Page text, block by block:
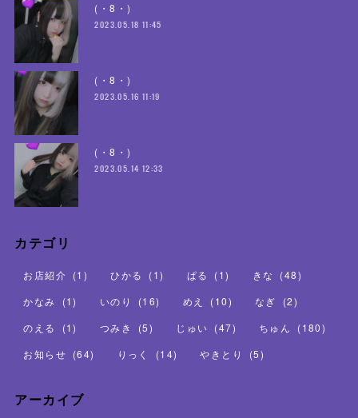
(・8・)
2023.05.18 11:45
(・8・)
2023.05.16 11:19
(・8・)
2023.05.14 12:33
カテゴリ
お店紹介 (1 ) ひかる (1) ぱる (1) きな (48)
かなみ
(1) いのり (16) めえ (10) なぎ (2)
のえる
(1) つみき (5) じゅい (47) ちゅん (180)
お知らせ (64) りっく (14) やきとり (5)
アーカイブ